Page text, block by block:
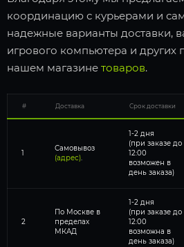
координацию с курьерами и
надежные варианты доставки,
игрового компьютера и других
нашем магазине товаров.
# Доставка Срок доставки
1
Самовывоз
(адрес).
1-2 дня
(при заказе до
12:00
возможен в
день заказа)
2
По Москве в
пределах
МКАД
1-2 дня
(при заказе до
12:00
возможна в
день заказа)